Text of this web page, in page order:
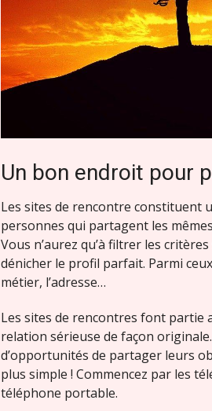
Un bon endroit pour
Les sites de rencontre constituent
personnes qui partagent les
Vous n’aurez qu’à filtrer les
dénicher le profil parfait. Parmi
métier, l’adresse…
Les sites de rencontres font partie
relation sérieuse de façon
d’opportunités de partager leurs
plus simple ! Commencez par les
téléphone portable.